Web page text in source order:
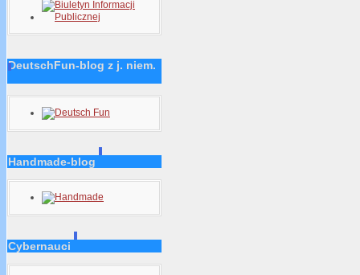
DeutschFun-blog z j. niem.
Handmade-blog
Cybernauci